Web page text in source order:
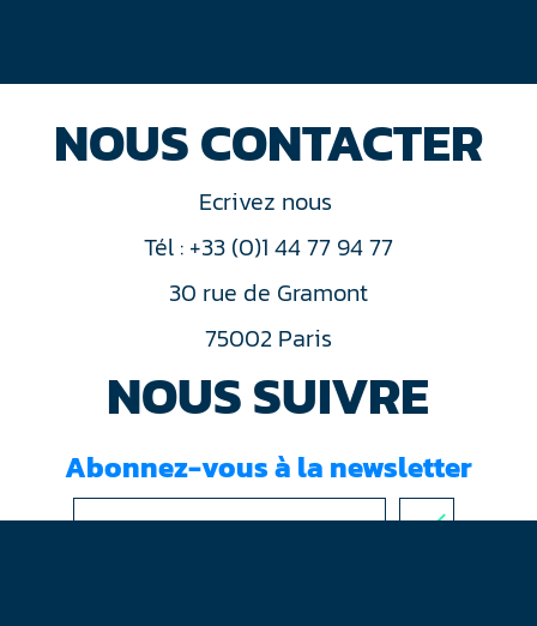
NOUS CONTACTER
Ecrivez nous
Tél : +33 (0)1 44 77 94 77
30 rue de Gramont
75002 Paris
NOUS SUIVRE
Abonnez-vous à la newsletter